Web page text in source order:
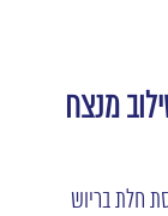
מנצח
חלת בריוש